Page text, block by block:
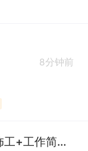
8分钟前
急聘🔥日结235元南二环装配内饰工+工作简单轻松易上手+男女不限+恒温无尘车间